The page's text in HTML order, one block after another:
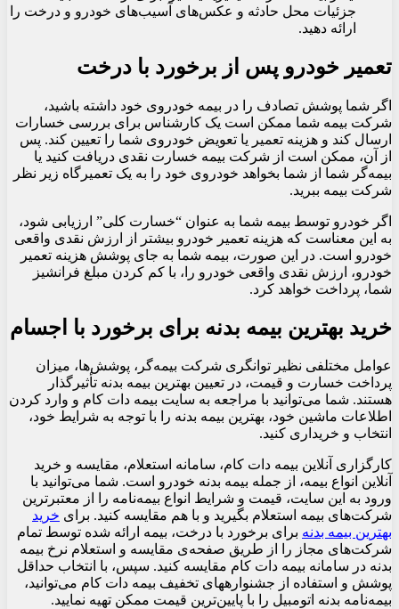
جزئیات محل حادثه و عکس‌های آسیب‌های خودرو و درخت را
ارائه دهید.
تعمیر خودرو پس از برخورد با درخت
اگر شما پوشش تصادف را در بیمه خودروی خود داشته باشید،
شرکت بیمه شما ممکن است یک کارشناس برای بررسی خسارات
ارسال کند و هزینه تعمیر یا تعویض خودروی شما را تعیین کند. پس
از آن، ممکن است از شرکت بیمه خسارت نقدی دریافت کنید یا
بیمه‌گر شما از شما بخواهد خودروی خود را به یک تعمیرگاه زیر نظر
شرکت بیمه ببرید.
اگر خودرو توسط بیمه شما به عنوان “خسارت کلی” ارزیابی شود،
به این معناست که هزینه تعمیر خودرو بیشتر از ارزش نقدی واقعی
خودرو است. در این صورت، بیمه شما به جای پوشش هزینه تعمیر
خودرو، ارزش نقدی واقعی خودرو را، با کم کردن مبلغ فرانشیز
شما، پرداخت خواهد کرد.
خرید بهترین بیمه بدنه برای برخورد با اجسام
عوامل مختلفی نظیر توانگری شرکت بیمه‌گر، پوشش‌ها، میزان
پرداخت خسارت و قیمت، در تعیین بهترین بیمه بدنه تأثیرگذار
هستند. شما می‌توانید با مراجعه به سایت بیمه دات کام و وارد کردن
اطلاعات ماشین خود، بهترین بیمه بدنه را با توجه به شرایط خود،
انتخاب و خریداری کنید.
کارگزاری آنلاین بیمه دات کام، سامانه استعلام، مقایسه و خرید
آنلاین انواع بیمه، از جمله بیمه بدنه خودرو است. شما می‌توانید با
ورود به این سایت، قیمت و شرایط انواع بیمه‌نامه را از معتبرترین
شرکت‌های بیمه استعلام بگیرید و با هم مقایسه کنید. برای خرید
بهترین بیمه بدنه برای برخورد با درخت، بیمه ارائه شده توسط تمام
شرکت‌های مجاز را از طریق صفحه‌ی مقایسه و استعلام نرخ بیمه
بدنه در سامانه بیمه دات کام مقایسه کنید. سپس، با انتخاب حداقل
پوشش‌ و استفاده از جشنواره‎های تخفیف بیمه دات کام می‌توانید،
بیمه‌نامه بدنه اتومبیل را با پایین‌ترین قیمت ممکن تهیه نمایید.